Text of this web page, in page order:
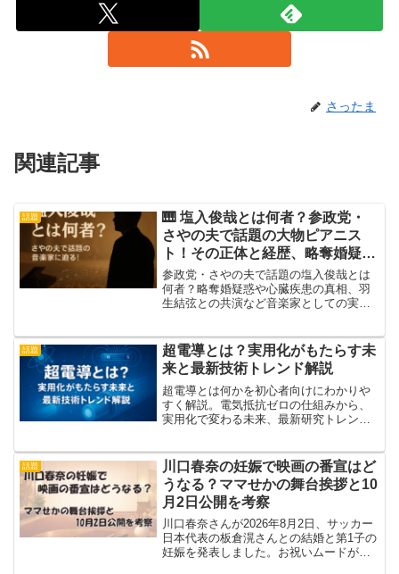
さったま
関連記事
話題
🎹 塩入俊哉とは何者？参政党・
さやの夫で話題の大物ピアニス
ト！その正体と経歴、略奪婚疑惑
の真相も徹底調査！
参政党・さやの夫で話題の塩入俊哉とは
何者？略奪婚疑惑や心臓疾患の真相、羽
生結弦との共演など音楽家としての実像
話題
超電導とは？実用化がもたらす未
来と最新技術トレンド解説
超電導とは何かを初心者向けにわかりや
すく解説。電気抵抗ゼロの仕組みから、
実用化で変わる未来、最新研究トレン
ードの理由も紹介。
話題
川口春奈の妊娠で映画の番宣はど
うなる？ママせかの舞台挨拶と10
月2日公開を考察
川口春奈さんが2026年8月2日、サッカー
日本代表の板倉滉さんとの結婚と第1子の
妊娠を発表しました。お祝いムードが広